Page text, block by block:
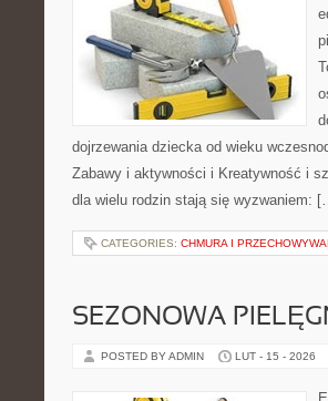
dojrzewania dziecka od wieku
Zabawy i aktywności i Kreatywność i
dla wielu rodzin stają się wyzwaniem:
CATEGORIES: CHMURA I
SEZONOWA
POSTED BY ADMIN LUT - 15 - 2026